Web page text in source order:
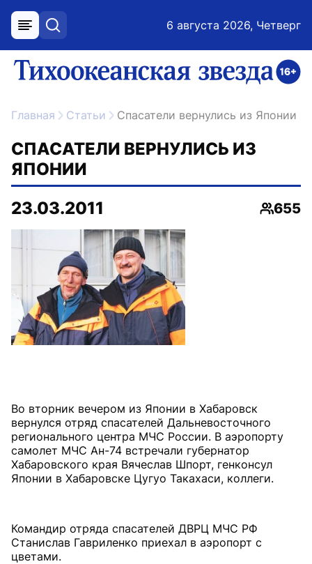
меню поиск 6 августа 2026, Четверг
ссылка на главную
Главная Статьи Спасатели вернулись из Японии
СПАСАТЕЛИ ВЕРНУЛИСЬ ИЗ
ЯПОНИИ
23.03.2011
655
Во вторник вечером из Японии в Хабаровск
вернулся отряд спасателей Дальневосточного
регионального центра МЧС России. В аэропорту
самолет МЧС Ан-74 встречали губернатор
Хабаровского края Вячеслав Шпорт, генконсул
Японии в Хабаровске Цугуо Такахаси, коллеги.
Командир отряда спасателей ДВРЦ МЧС РФ
Станислав Гавриленко приехал в аэропорт с
цветами.